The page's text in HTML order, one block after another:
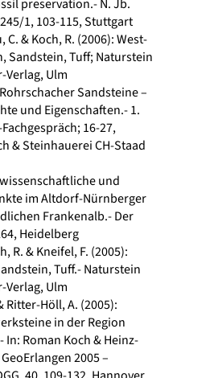
preservation.- N. Jb.
1, 103-115, Stuttgart
C. & Koch, R. (2006): West-
Sandstein, Tuff; Naturstein
Verlag, Ulm
Sandsteine –
und Eigenschaften.- 1.
16-27,
& Steinhauerei CH-Staad
und
im Altdorf-Nürnberger
Frankenalb.- Der
Heidelberg
R. & Kneifel, F. (2005):
Tuff.- Naturstein
Verlag, Ulm
Ritter-Höll, A. (2005):
in der Region
Roman Koch & Heinz-
2005 –